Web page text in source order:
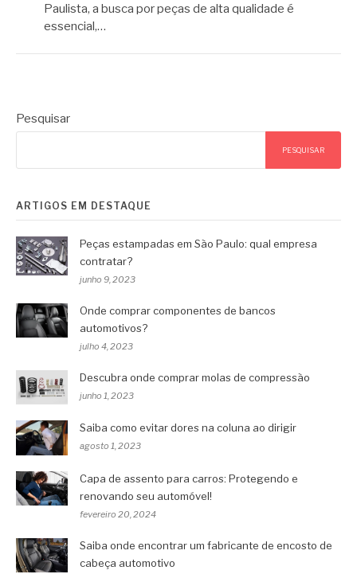
Paulista, a busca por peças de alta qualidade é
essencial,…
Pesquisar
PESQUISAR
ARTIGOS EM DESTAQUE
Peças estampadas em São Paulo: qual empresa
contratar?
junho 9, 2023
Onde comprar componentes de bancos
automotivos?
julho 4, 2023
Descubra onde comprar molas de compressão
junho 1, 2023
Saiba como evitar dores na coluna ao dirigir
agosto 1, 2023
Capa de assento para carros: Protegendo e
renovando seu automóvel!
fevereiro 20, 2024
Saiba onde encontrar um fabricante de encosto de
cabeça automotivo